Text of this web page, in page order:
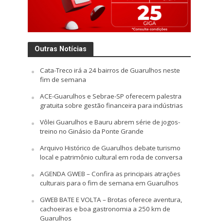
Outras Notícias
Cata-Treco irá a 24 bairros de Guarulhos neste
fim de semana
ACE-Guarulhos e Sebrae-SP oferecem palestra
gratuita sobre gestão financeira para indústrias
Vôlei Guarulhos e Bauru abrem série de jogos-
treino no Ginásio da Ponte Grande
Arquivo Histórico de Guarulhos debate turismo
local e patrimônio cultural em roda de conversa
AGENDA GWEB – Confira as principais atrações
culturais para o fim de semana em Guarulhos
GWEB BATE E VOLTA – Brotas oferece aventura,
cachoeiras e boa gastronomia a 250 km de
Guarulhos